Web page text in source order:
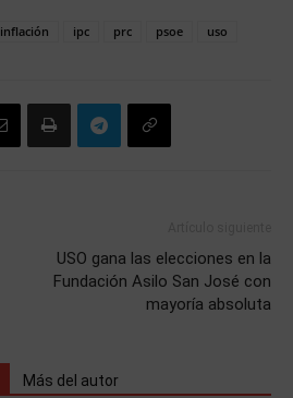
inflación ipc prc psoe uso
USO gana las elecciones en la
Fundación Asilo San José con
mayoría absoluta
Más del autor